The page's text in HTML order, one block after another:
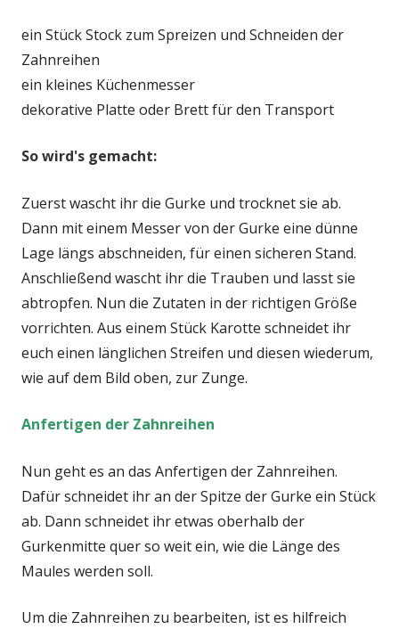
ein Stück Stock zum Spreizen und Schneiden der
Zahnreihen
ein kleines Küchenmesser
dekorative Platte oder Brett für den Transport
So wird's gemacht:
Zuerst wascht ihr die Gurke und trocknet sie ab.
Dann mit einem Messer von der Gurke eine dünne
Lage längs abschneiden, für einen sicheren Stand.
Anschließend wascht ihr die Trauben und lasst sie
abtropfen. Nun die Zutaten in der richtigen Größe
vorrichten. Aus einem Stück Karotte schneidet ihr
euch einen länglichen Streifen und diesen wiederum,
wie auf dem Bild oben, zur Zunge.
Anfertigen der Zahnreihen
Nun geht es an das Anfertigen der Zahnreihen.
Dafür schneidet ihr an der Spitze der Gurke ein Stück
ab. Dann schneidet ihr etwas oberhalb der
Gurkenmitte quer so weit ein, wie die Länge des
Maules werden soll.
Um die Zahnreihen zu bearbeiten, ist es hilfreich